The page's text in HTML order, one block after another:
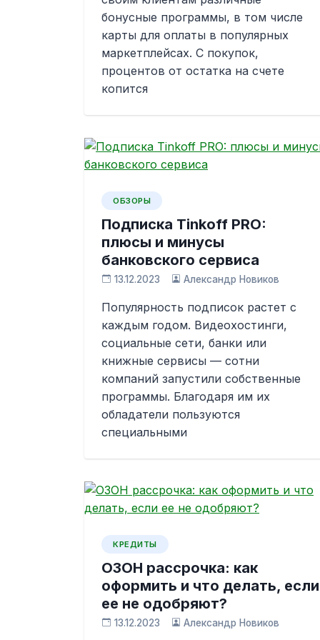
бонусные программы, в том числе
карты для оплаты в популярных
маркетплейсах. С покупок,
процентов от остатка на счете
копится
ОБЗОРЫ
Подписка Tinkoff PRO:
плюсы и минусы
банковского сервиса
13.12.2023 Александр Новиков
Популярность подписок растет с
каждым годом. Видеохостинги,
социальные сети, банки или
книжные сервисы — сотни
компаний запустили собственные
программы. Благодаря им их
обладатели пользуются
специальными
КРЕДИТЫ
ОЗОН рассрочка: как
оформить и что делать, если
ее не одобряют?
13.12.2023 Александр Новиков